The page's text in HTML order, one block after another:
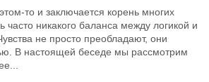
то и заключается корень многих
никакого баланса между логикой и
не просто преобладают, они
В настоящей беседе мы рассмотрим